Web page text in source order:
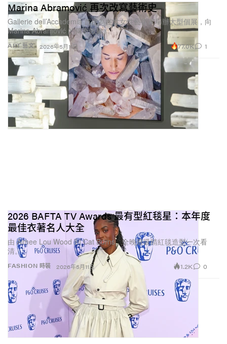
ART 藝文
Marina Abramović 再次改寫藝術史
Gallerie dell’Accademia 首度為在世女性藝術家舉辦大型個展，向
Marina Abramović 的傳奇致敬。
2026年5月11日 77.0K 1
FASHION 時裝
2026 BAFTA TV Awards 最有型紅毯星：本年度
最佳衣著名人大全
由 Aimee Lou Wood 到 Cat Burns，全晚最吸睛紅毯造型一次看
清。
2026年5月11日 1.2K 0